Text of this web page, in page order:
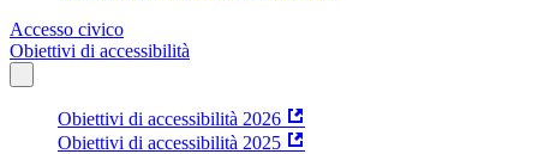
Accesso civico
Obiettivi di accessibilità
Obiettivi di accessibilità 2026
Obiettivi di accessibilità 2025